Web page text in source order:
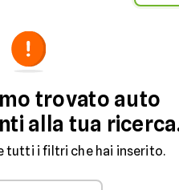
trovato auto
alla tua
tutti i filtri che hai inserito.